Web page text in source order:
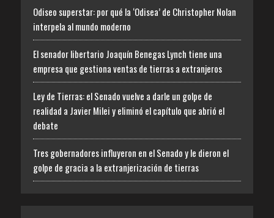
Odiseo superstar: por qué la ‘Odisea’ de Christopher Nolan
interpela al mundo moderno
El senador libertario Joaquín Benegas Lynch tiene una
empresa que gestiona ventas de tierras a extranjeros
Ley de Tierras: el Senado vuelve a darle un golpe de
realidad a Javier Milei y eliminó el capítulo que abrió el
debate
Tres gobernadores influyeron en el Senado y le dieron el
golpe de gracia a la extranjerización de tierras